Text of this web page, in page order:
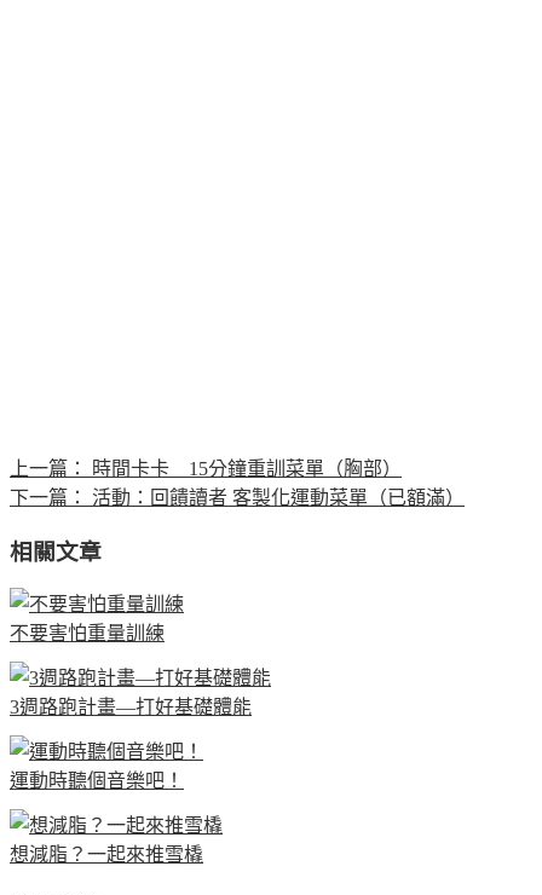
上一篇：
時間卡卡 15分鐘重訓菜單（胸部）
下一篇：
活動：回饋讀者 客製化運動菜單（已額滿）
相關文章
不要害怕重量訓練
3週路跑計畫—打好基礎體能
運動時聽個音樂吧！
想減脂？一起來推雪橇